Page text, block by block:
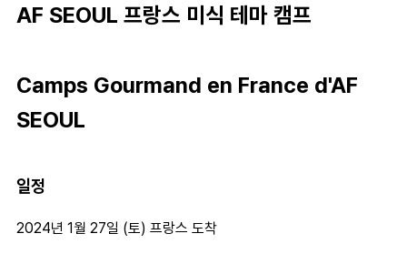
AF SEOUL 프랑스 미식 테마 캠프
Camps Gourmand en France d'AF
SEOUL
일정
2024년 1월 27일 (토) 프랑스 도착